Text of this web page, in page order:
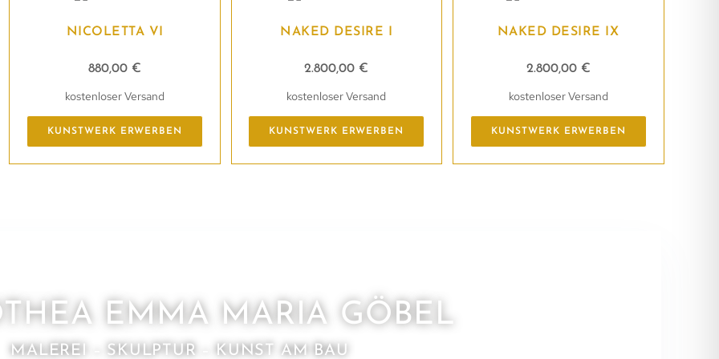
NICOLETTA VI
880,00 €
kostenloser Versand
KUNSTWERK ERWERBEN
NAKED DESIRE I
2.800,00 €
kostenloser Versand
KUNSTWERK ERWERBEN
NAKED DESIRE IX
2.800,00 €
kostenloser Versand
KUNSTWERK ERWERBEN
EMMA MARIA GÖBEL
MALEREI – SKULPTUR – KUNST AM BAU